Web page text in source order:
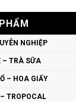
NGHIỆP
– TRÀ SỮA
– HOA GIẤY
TROPOCAL